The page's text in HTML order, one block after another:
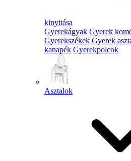
kinyitása
Gyerekágyak Gyerek
Gyerekszékek Gyerek
kanapék Gyerekpolcok
Asztalok